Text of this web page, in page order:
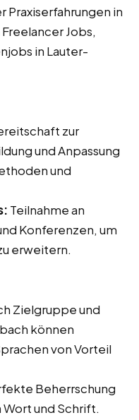
Praxiserfahrungen in
Jobs,
in Lauter-
zur
und Anpassung
und
Teilnahme an
Konferenzen, um
erweitern.
Zielgruppe und
können
von Vorteil
Beherrschung
und Schrift.